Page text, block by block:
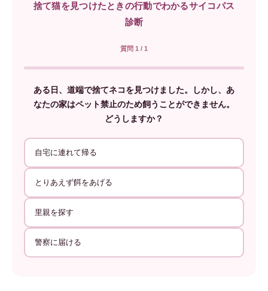
捨て猫を見つけたときの行動でわかるサイコパス
診断
質問 1 / 1
ある日、道端で捨てネコを見つけました。しかし、あ
なたの家はペット禁止のため飼うことができません。
どうしますか？
自宅に連れて帰る
とりあえず餌をあげる
里親を探す
警察に届ける